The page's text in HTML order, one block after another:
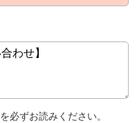
を必ずお読みください。